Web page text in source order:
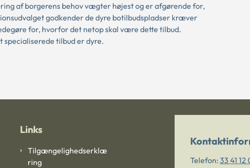
af borgerens behov vægter højest og er afgørende for,
godkender de dyre botilbudspladser kræver
for, hvorfor det netop skal være dette tilbud.
specialiserede tilbud er dyre.
Links
Tilgængelighedserklæ
ring
Telefon: 33 41 12